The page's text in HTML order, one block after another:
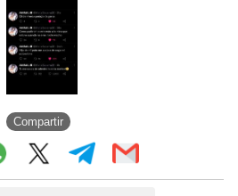
Compartir